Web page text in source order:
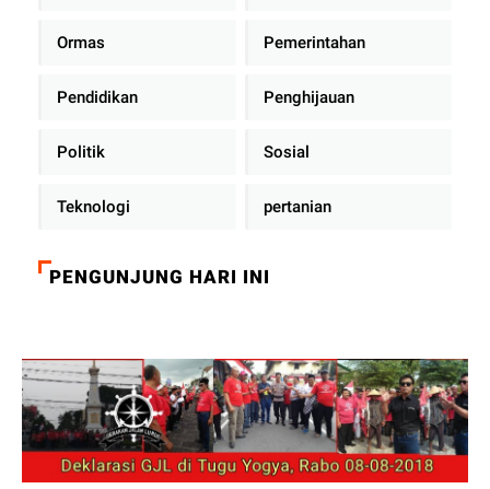
Ormas Pemerintahan
Pendidikan Penghijauan
Politik Sosial
Teknologi pertanian
PENGUNJUNG HARI INI